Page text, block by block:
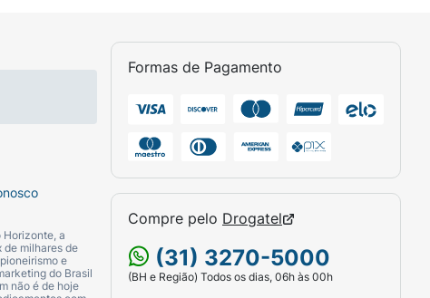
Horizonte, a
de milhares de
e
do Brasil
não é de hoje
Formas de Pagamento
Compre pelo Drogatel
(31) 3270-5000
(BH e Região) Todos os dias, 06h às 00h